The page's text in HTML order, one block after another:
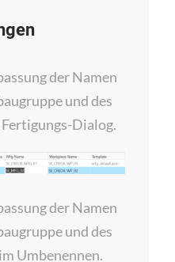
der Namen
und des
Dialog.
der Namen
und des
Umbenennen.